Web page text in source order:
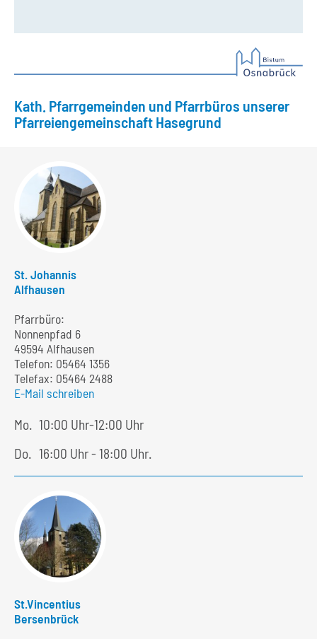
Kath. Pfarrgemeinden und Pfarrbüros unserer
Pfarreiengemeinschaft Hasegrund
St. Johannis
Alfhausen
Pfarrbüro:
Nonnenpfad 6
49594 Alfhausen
Telefon: 05464 1356
Telefax: 05464 2488
E-Mail schreiben
Mo.
10:00 Uhr-12:00 Uhr
Do.
16:00 Uhr - 18:00 Uhr.
St.Vincentius
Bersenbrück